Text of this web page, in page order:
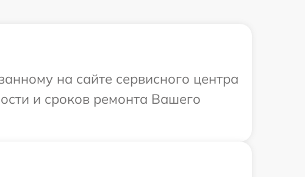
на сайте сервисного центра
и сроков ремонта Вашего